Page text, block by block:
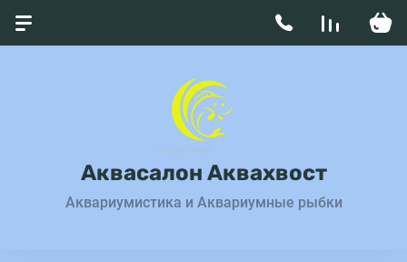
Аквасалон Аквахвост
Аквариумистика и Аквариумные рыбки